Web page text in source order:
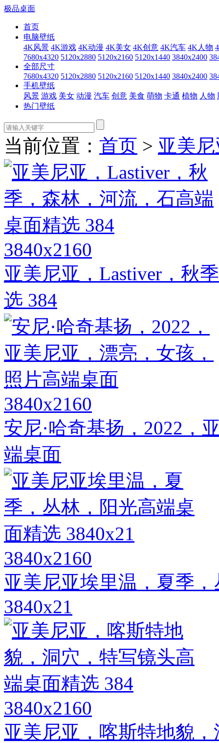
极品桌面
首页
电脑壁纸
4K风景 4K游戏 4K动漫 4K美女 4K创意 4K汽车 4K人物
7680x4320 5120x2880 5120x2160 5120x1440 3840x2400
全部尺寸
7680x4320 5120x2880 5120x2160 5120x1440 3840x2400
手机壁纸
风景 游戏 美女 动漫 汽车 创意 美食 萌物 卡通 植物 人物
热门壁纸
当前位置： 首页 > 亚美
3840x2160
亚美尼亚，Lastiver，秋
选 384
3840x2160
安尼·哈奇基扬，2022，
端桌面
3840x2160
亚美尼亚埃里温，夏季
3840x21
3840x2160
亚美尼亚，喀斯特地貌